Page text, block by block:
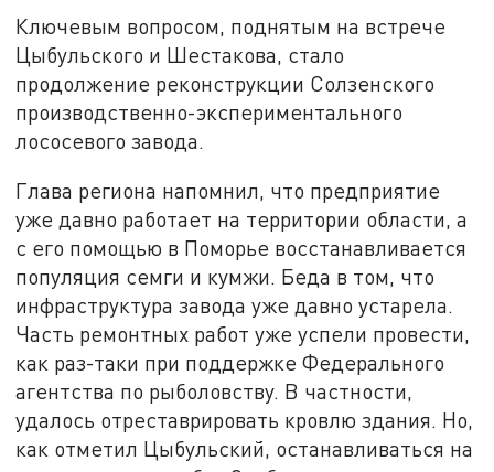
Ключевым вопросом, поднятым на встрече
Цыбульского и Шестакова, стало
продолжение реконструкции Солзенского
производственно-экспериментального
лососевого завода.
Глава региона напомнил, что предприятие
уже давно работает на территории области, а
с его помощью в Поморье восстанавливается
популяция семги и кумжи. Беда в том, что
инфраструктура завода уже давно устарела.
Часть ремонтных работ уже успели провести,
как раз-таки при поддержке Федерального
агентства по рыболовству. В частности,
удалось отреставрировать кровлю здания. Но,
как отметил Цыбульский, останавливаться на